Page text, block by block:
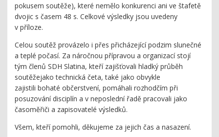
pokusem soutěže), které nemělo konkurenci ani ve štafetě
dvojic s časem 48 s. Celkové výsledky jsou uvedeny
v příloze.
Celou soutěž provázelo i přes přicházející podzim slunečné
a teplé počasí. Za náročnou přípravou a organizací stojí
tým členů SDH Slatina, kteří zajišťovali hladký průběh
soutěžejako technická četa, také jako obvykle
zajistili bohaté občerstvení, pomáhali rozhodčím při
posuzování disciplín a v neposlední řadě pracovali jako
časoměřiči a zapisovatelé výsledků.
Všem, kteří pomohli, děkujeme za jejich čas a nasazení.